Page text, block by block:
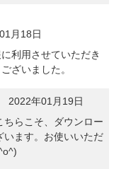
月18日
利用させていただき
ざいました。
2022年01月19日
ちらこそ、ダウンロー
います。お使いいただ